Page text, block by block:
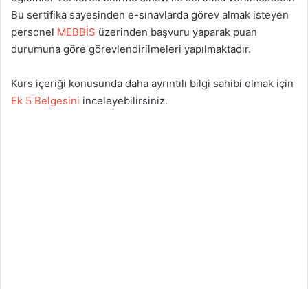
Bu sertifika sayesinden e-sınavlarda görev almak isteyen
personel MEBBİS üzerinden başvuru yaparak puan
durumuna göre görevlendirilmeleri yapılmaktadır.
Kurs içeriği konusunda daha ayrıntılı bilgi sahibi olmak için
Ek 5 Belgesini inceleyebilirsiniz.